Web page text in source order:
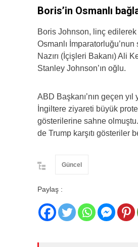
Boris’in Osmanlı
Boris Johnson, linç
Osmanlı
Nazırı (İçişleri Bakanı) Ali
Stanley Johnson’ın oğlu.
ABD Başkanı’nın geçen yıl
İngiltere ziyareti büyük
gösterilerine sahne
de Trump karşıtı gösteriler
Güncel
Paylaş :